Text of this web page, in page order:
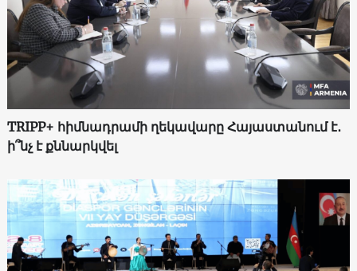
TRIPP+ հիմնադրամի ղեկավարը Հայաստանում է․
ի՞նչ է քննարկվել